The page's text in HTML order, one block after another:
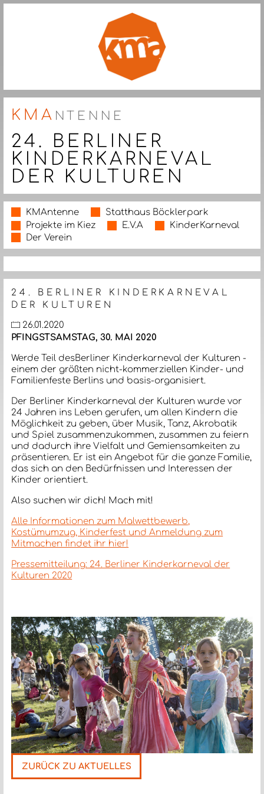
KMA NTENNE
24. BERLINER
KINDERKARNEVAL
DER KULTUREN
KMAntenne
Statthaus Böcklerpark
Projekte im Kiez
E.V.A
KinderKarneval
Der Verein
24. BERLINER KINDERKARNEVAL
DER KULTUREN
26.01.2020
PFINGSTSAMSTAG, 30. MAI 2020
Werde Teil desBerliner Kinderkarneval der Kulturen -
einem der größten nicht-kommerziellen Kinder- und
Familienfeste Berlins und basis-organisiert.
Der Berliner Kinderkarneval der Kulturen wurde vor
24 Jahren ins Leben gerufen, um allen Kindern die
Möglichkeit zu geben, über Musik, Tanz, Akrobatik
und Spiel zusammenzukommen, zusammen zu feiern
und dadurch ihre Vielfalt und Gemiensamkeiten zu
präsentieren. Er ist ein Angebot für die ganze Familie,
das sich an den Bedürfnissen und Interessen der
Kinder orientiert.
Also suchen wir dich! Mach mit!
Alle Informationen zum Malwettbewerb,
Kostümumzug, Kinderfest und Anmeldung zum
Mitmachen findet ihr hier!
Pressemitteilung: 24. Berliner Kinderkarneval der
Kulturen 2020
ZURÜCK ZU AKTUELLES